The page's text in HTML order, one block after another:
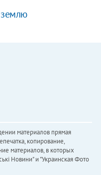
материалов прямая
копирование,
материалов, в которых
Новини" и "Украинская Фото